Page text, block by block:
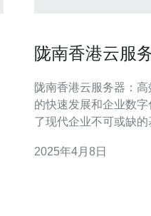
陇南香港云服
陇南香港云服务器：高效、
的快速发展和企业数
了现代企业不可或缺
其卓越的性能和可靠性成为了
2025年4月8日